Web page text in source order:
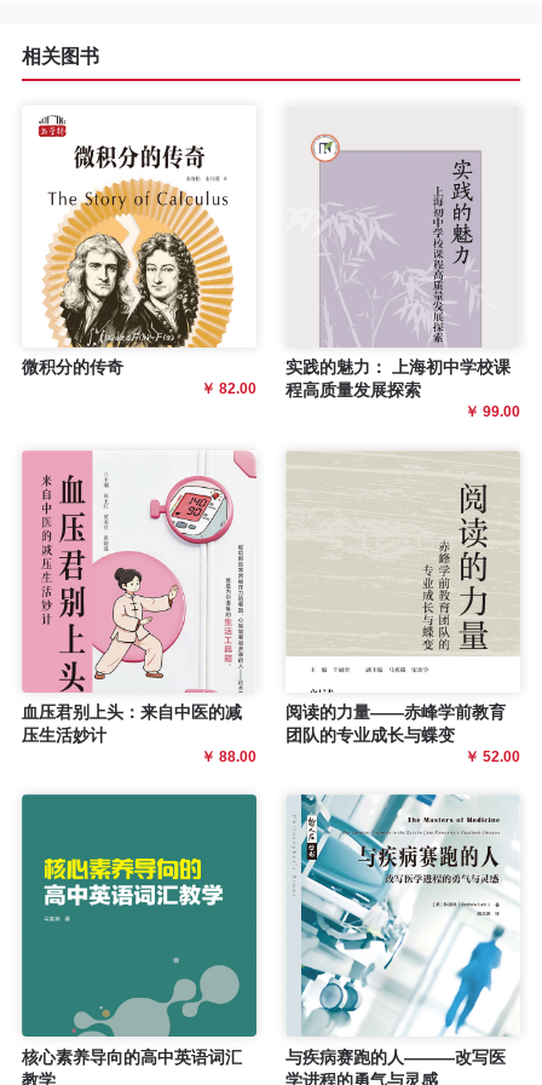
相关图书
微积分的传奇
￥ 82.00
实践的魅力： 上海初中学校课
程高质量发展探索
￥ 99.00
血压君别上头：来自中医的减
压生活妙计
￥ 88.00
阅读的力量——赤峰学前教育
团队的专业成长与蝶变
￥ 52.00
核心素养导向的高中英语词汇
教学
与疾病赛跑的人———改写医
学进程的勇气与灵感